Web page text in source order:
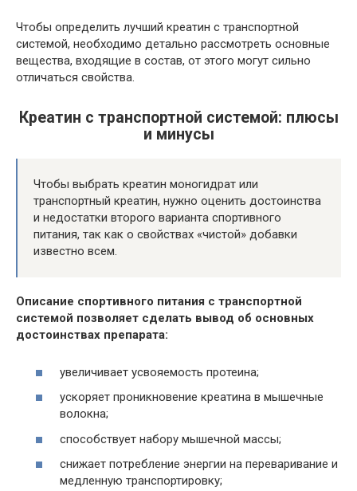
Чтобы определить лучший креатин с транспортной
системой, необходимо детально рассмотреть основные
вещества, входящие в состав, от этого могут сильно
отличаться свойства.
Креатин с транспортной системой: плюсы
и минусы
Чтобы выбрать креатин моногидрат или
транспортный креатин, нужно оценить достоинства
и недостатки второго варианта спортивного
питания, так как о свойствах «чистой» добавки
известно всем.
Описание спортивного питания с транспортной
системой позволяет сделать вывод об основных
достоинствах препарата:
увеличивает усвояемость протеина;
ускоряет проникновение креатина в мышечные
волокна;
способствует набору мышечной массы;
снижает потребление энергии на переваривание и
медленную транспортировку;